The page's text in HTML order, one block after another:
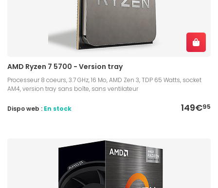
AMD Ryzen 7 5700 - Version tray
Processeur 8 coeurs, 3.7 GHz, 16 Mo, AMD Zen 3, TDP 65 Watts, socket
AM4, version tray sans boîte, sans ventilateur
149€95
Dispo web : En stock